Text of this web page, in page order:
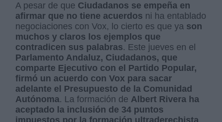
A pesar de que Ciudadanos se empeña en
afirmar que no tiene acuerdos ni ha entablado
negociaciones con Vox, lo cierto es que ya son
muchos y claros los ejemplos que
contradicen sus palabras. Este jueves en el
Parlamento Andaluz, Ciudadanos, que
comparte Ejecutivo con el Partido Popular,
firmó un acuerdo con Vox para sacar
adelante el Presupuesto de la Comunidad
Autónoma. La formación de Albert Rivera ha
aceptado la inclusión de 34 puntos